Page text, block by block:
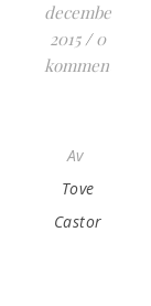
december,
2015 / 0
kommentarer
Av
Tove
Castor